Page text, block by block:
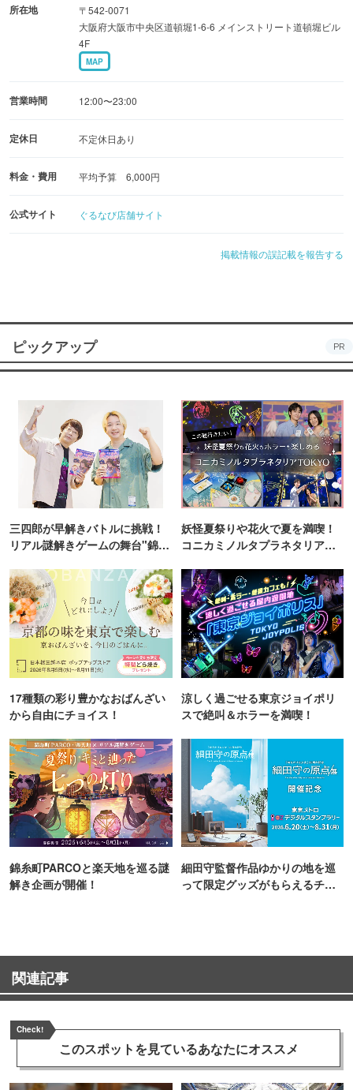
揚げたての天ぷらなど、バリエーション豊かなメニューが
プライベートな時間を過ごせる個室席や、大人数での貸切
ゆったりとした空間で寛ぎの時間をお過ごしください。
所在地
〒542-0071
大阪府大阪市中央区道頓堀1-6-6 メインストリート道頓堀ビル
4F
MAP
営業時間 12:00〜23:00
定休日 不定休日あり
料金・費用 平均予算 6,000円
公式サイト ぐるなび店舗サイト
掲載情報の誤記載を報告する
ピックアップ PR
三四郎が早解きバトルに挑戦！
リアル謎解きゲームの舞台"錦糸
妖怪夏祭りや花火で夏を満喫！
コニカミノルタプラネタリア
17種類の彩り豊かなおばんざい
から自由にチョイス！
涼しく過ごせる東京ジョイポリ
スで絶叫＆ホラーを満喫！
錦糸町PARCOと楽天地を巡る謎
解き企画が開催！
細田守監督作品ゆかりの地を巡
って限定グッズがもらえるチャ
関連記事
Check!
このスポットを見ているあなたにオススメ